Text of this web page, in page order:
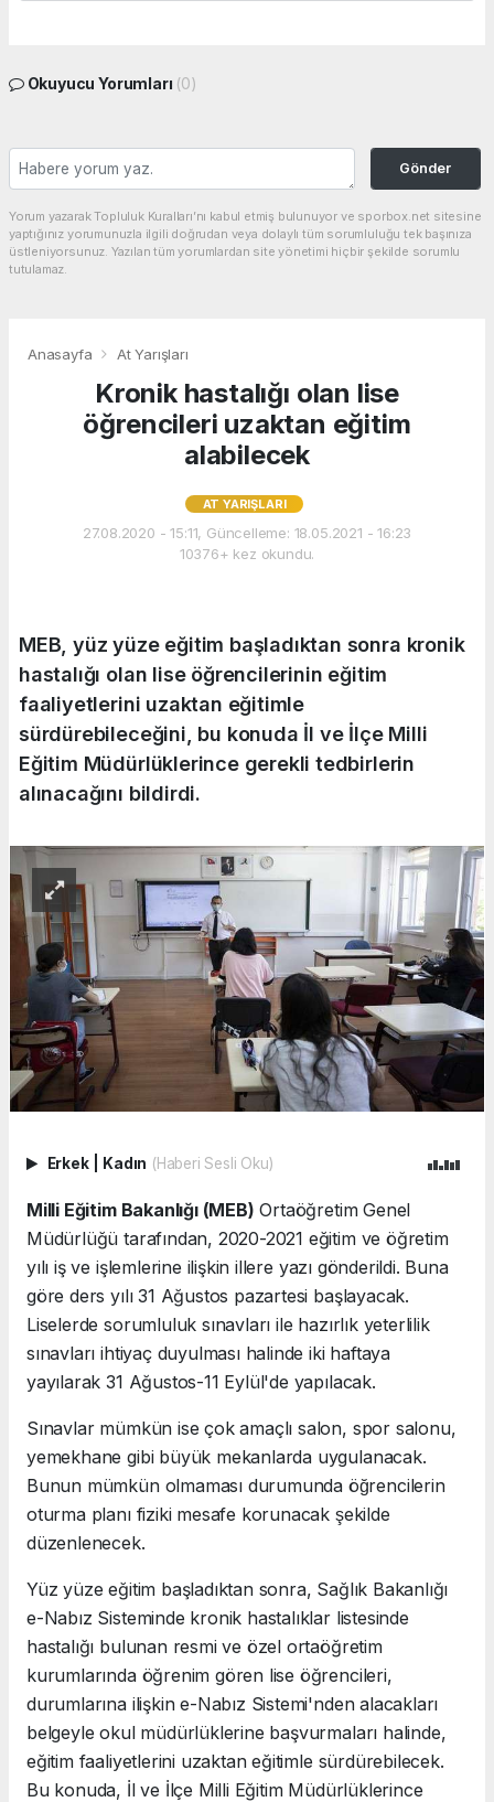
Okuyucu Yorumları (0)
Gönder
Yorum yazarak Topluluk Kuralları’nı kabul etmiş bulunuyor ve sporbox.net sitesine
yaptığınız yorumunuzla ilgili doğrudan veya dolaylı tüm sorumluluğu tek başınıza
üstleniyorsunuz. Yazılan tüm yorumlardan site yönetimi hiçbir şekilde sorumlu
tutulamaz.
Anasayfa At Yarışları
Kronik hastalığı olan lise
öğrencileri uzaktan eğitim
alabilecek
AT YARIŞLARI
27.08.2020 - 15:11, Güncelleme: 18.05.2021 - 16:23
10376+ kez okundu.
MEB, yüz yüze eğitim başladıktan sonra kronik
hastalığı olan lise öğrencilerinin eğitim
faaliyetlerini uzaktan eğitimle
sürdürebileceğini, bu konuda İl ve İlçe Milli
Eğitim Müdürlüklerince gerekli tedbirlerin
alınacağını bildirdi.
Erkek Kadın (Haberi Sesli Oku)
Milli Eğitim Bakanlığı (MEB) Ortaöğretim Genel
Müdürlüğü tarafından, 2020-2021 eğitim ve öğretim
yılı iş ve işlemlerine ilişkin illere yazı gönderildi. Buna
göre ders yılı 31 Ağustos pazartesi başlayacak.
Liselerde sorumluluk sınavları ile hazırlık yeterlilik
sınavları ihtiyaç duyulması halinde iki haftaya
yayılarak 31 Ağustos-11 Eylül'de yapılacak.
Sınavlar mümkün ise çok amaçlı salon, spor salonu,
yemekhane gibi büyük mekanlarda uygulanacak.
Bunun mümkün olmaması durumunda öğrencilerin
oturma planı fiziki mesafe korunacak şekilde
düzenlenecek.
Yüz yüze eğitim başladıktan sonra, Sağlık Bakanlığı
e-Nabız Sisteminde kronik hastalıklar listesinde
hastalığı bulunan resmi ve özel ortaöğretim
kurumlarında öğrenim gören lise öğrencileri,
durumlarına ilişkin e-Nabız Sistemi'nden alacakları
belgeyle okul müdürlüklerine başvurmaları halinde,
eğitim faaliyetlerini uzaktan eğitimle sürdürebilecek.
Bu konuda, İl ve İlçe Milli Eğitim Müdürlüklerince